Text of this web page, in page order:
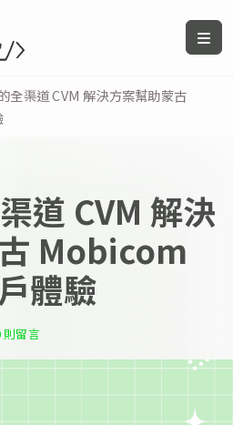
渠道 CVM 解決方案幫助蒙古
則留言
道 CVM 解決
Mobicom
體驗